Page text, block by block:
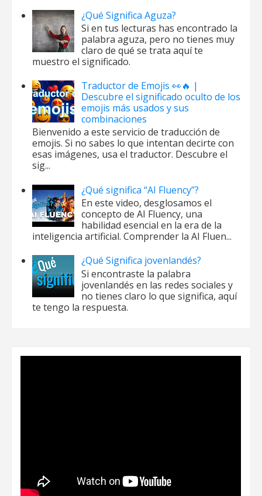
¿Qué Significa Aguza?
Si en tus lecturas has encontrado la
palabra aguza, pero no tienes muy
claro de qué se trata aquí te
muestro el significado.
Traductor de Emojis 👀🔥 |
Descubre el significado oculto de los
emojis más usados y sus
combinaciones
Bienvenido a este servicio de traducción de
emojis. Si no sabes lo que intentan decirte con
esas imágenes, usa el traductor. Descubre el
sig...
¿Qué significa “AI Fluency”?
En este video, desglosamos el
concepto de AI Fluency, una
habilidad esencial en la era de la
inteligencia artificial. Comprender la AI Fluen...
¿Qué Significa jovenlandés?
Si encontraste la palabra
jovenlandés en las redes sociales y
no tienes claro lo que significa, aquí
te tengo la respuesta.